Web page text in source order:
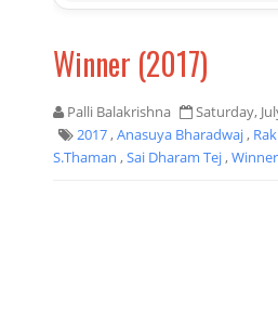
Winner (2017)
Palli Balakrishna
Saturday,
2017,Anasuya Bharadwaj,
S.Thaman ,Sai Dharam Tej,Winner